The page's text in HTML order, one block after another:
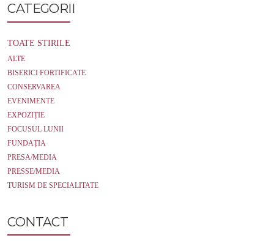
CATEGORII
TOATE STIRILE
ALTE
BISERICI FORTIFICATE
CONSERVAREA
EVENIMENTE
EXPOZIȚIE
FOCUSUL LUNII
FUNDAȚIA
PRESA/MEDIA
PRESSE/MEDIA
TURISM DE SPECIALITATE
CONTACT